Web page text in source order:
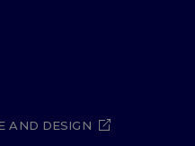
AND DESIGN